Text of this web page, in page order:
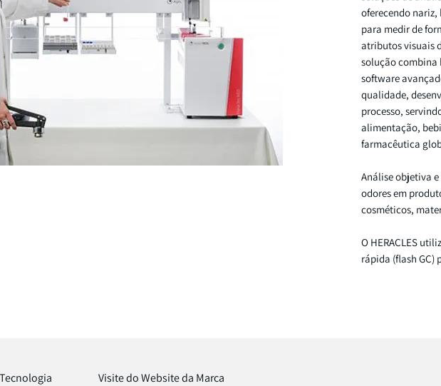
oferecendo
para medir de
atributos visuais
solução combina
software
qualidade,
processo,
alimentação,
farmacêutica
Análise objetiva
odores em
cosméticos,
O HERACLES
rápida (flash GC)
Tecnologia Visite do Website da Marca